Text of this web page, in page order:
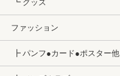
ファッション
┣ パンフ●カード●ポスター他